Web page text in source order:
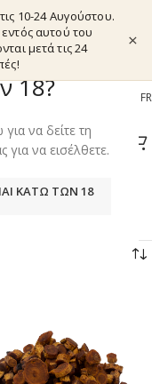
18?
να δείτε τη
για να εισέλθετε.
ΚΆΤΩ ΤΩΝ 18
10-24 Αυγούστου.
αυτού του
μετά τις 24
×
EL FR
– DAYTIME”